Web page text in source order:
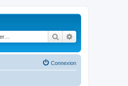
Rechercher
Connexion